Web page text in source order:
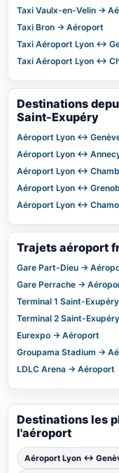
Taxi Vaulx-en-Velin →
Taxi Bron → Aéroport
Taxi Aéroport Lyon ↔
Taxi Aéroport Lyon ↔
Destinations
Saint-Exupéry
Aéroport Lyon ↔
Aéroport Lyon ↔
Aéroport Lyon ↔
Aéroport Lyon ↔
Aéroport Lyon ↔
Trajets aéroport
Gare Part-Dieu →
Gare Perrache →
Terminal 1 Saint-Exupéry
Terminal 2 Saint-Exupéry
Eurexpo → Aéroport
Groupama Stadium →
LDLC Arena → Aéroport
Destinations les
l'aéroport
Aéroport Lyon ↔